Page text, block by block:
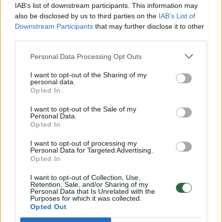
IAB’s list of downstream participants. This information may
also be disclosed by us to third parties on the IAB’s List of
Downstream Participants that may further disclose it to other
Personal Data Processing Opt Outs
I want to opt-out of the Sharing of my
personal data.
Opted In
I want to opt-out of the Sale of my
Personal Data.
Opted In
I want to opt-out of processing my
Personal Data for Targeted Advertising.
Opted In
I want to opt-out of Collection, Use,
Retention, Sale, and/or Sharing of my
Personal Data that Is Unrelated with the
Purposes for which it was collected.
Opted Out
Vaizdai iš tragiškos avarijos Vilniaus r.: dviejų moterų ir
vaiko gyvybių išgelbėti nepavyko
Lietuvos diena
32 laipsnių šilumos
Žinios | Orai
Nufilmavo, kaip patvino Vilniaus Vakarinis aplinkkelis:
vaizdas pribloškia
Žinios | Lietuvos diena
00:00:55
Avarija Vilniuje: į stotelę įsirėžęs automobilis sužalojo
dvi moteris
Žinios | Lietuvos diena